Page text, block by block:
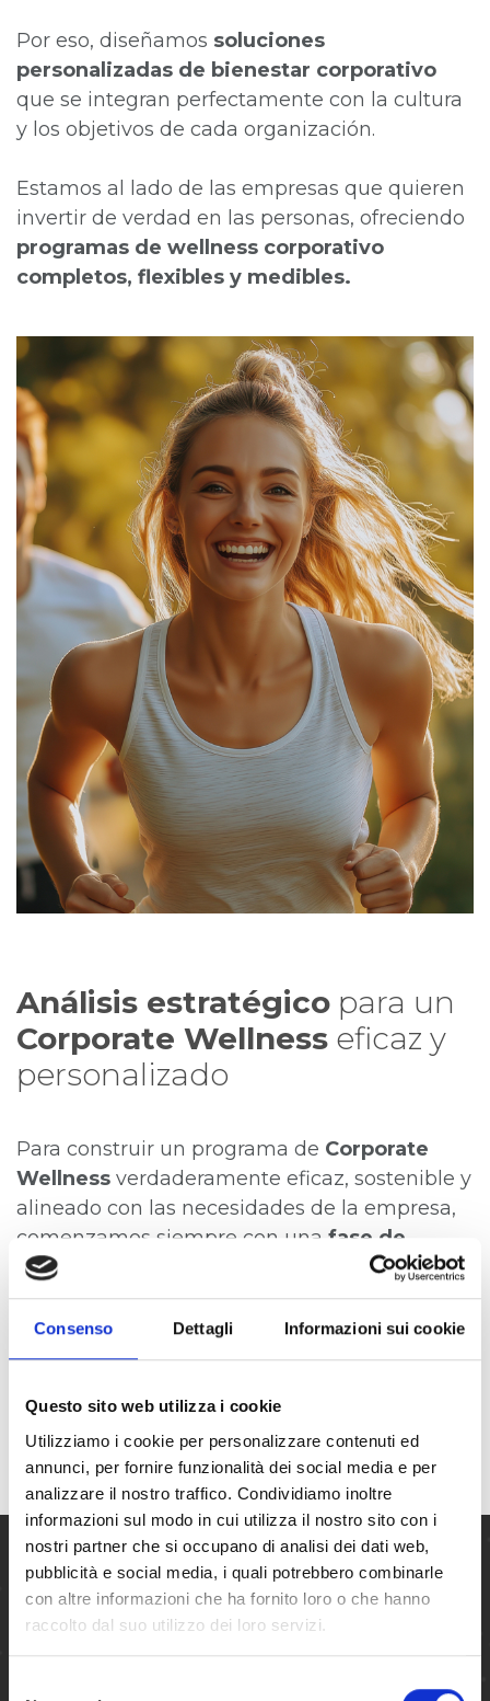
Consenso Dettagli Informazioni sui cookie
Questo sito web utilizza i cookie
Utilizziamo i cookie per personalizzare contenuti ed
annunci, per fornire funzionalità dei social media e per
analizzare il nostro traffico. Condividiamo inoltre
informazioni sul modo in cui utilizza il nostro sito con i
nostri partner che si occupano di analisi dei dati web,
pubblicità e social media, i quali potrebbero combinarle
con altre informazioni che ha fornito loro o che hanno
raccolto dal suo utilizzo dei loro servizi.
Por eso, diseñamos soluciones
personalizadas de bienestar corporativo
que se integran perfectamente con la cultura
y los objetivos de cada organización.
Estamos al lado de las empresas que quieren
invertir de verdad en las personas, ofreciendo
programas de wellness corporativo
completos, flexibles y medibles.
Análisis estratégico para un
Corporate Wellness eficaz y
personalizado
Para construir un programa de Corporate
Wellness verdaderamente eficaz, sostenible y
alineado con las necesidades de la empresa,
comenzamos siempre con una fase de
análisis estratégico.
Es en esta etapa donde se define la visión del
bienestar corporativo como una palanca para
colectivo y potenciar la productividad de
las personas y de la organización.